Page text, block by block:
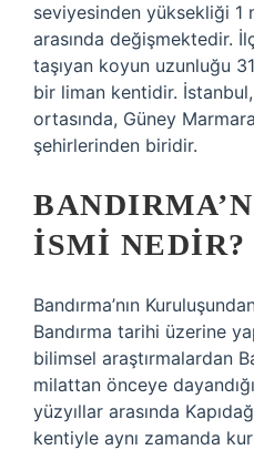
seviyesinden yüksekliği 1
arasında değişmektedir.
taşıyan koyun uzunluğu
bir liman kentidir.
ortasında, Güney
şehirlerinden biridir.
ISMI NEDIR?
Bandırma’nın
Bandırma tarihi üzerine
bilimsel araştırmalardan
milattan önceye
yüzyıllar arasında
kentiyle aynı zamanda